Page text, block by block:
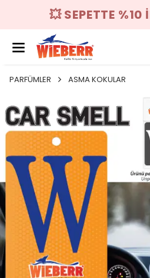
💥 SEPETTE
PARFÜMLER ASMA KOKULAR